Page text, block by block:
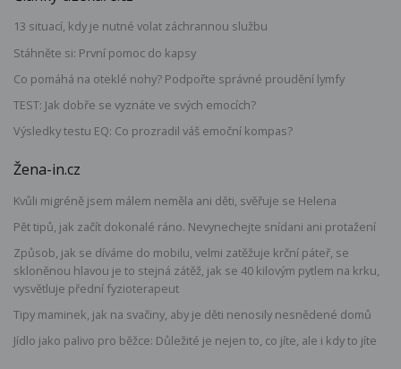
13 situací, kdy je nutné volat záchrannou službu
Stáhněte si: První pomoc do kapsy
Co pomáhá na oteklé nohy? Podpořte správné proudění lymfy
TEST: Jak dobře se vyznáte ve svých emocích?
Výsledky testu EQ: Co prozradil váš emoční kompas?
Žena-in.cz
Kvůli migréně jsem málem neměla ani děti, svěřuje se Helena
Pět tipů, jak začít dokonalé ráno. Nevynechejte snídani ani protažení
Způsob, jak se díváme do mobilu, velmi zatěžuje krční páteř, se
skloněnou hlavou je to stejná zátěž, jak se 40 kilovým pytlem na krku,
vysvětluje přední fyzioterapeut
Tipy maminek, jak na svačiny, aby je děti nenosily nesnědené domů
Jídlo jako palivo pro běžce: Důležité je nejen to, co jíte, ale i kdy to jíte